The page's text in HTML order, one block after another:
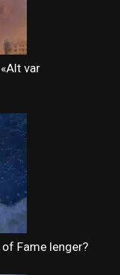
var
Fame lenger?